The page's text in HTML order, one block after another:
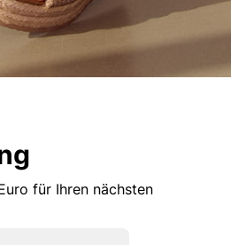
für Ihren nächsten